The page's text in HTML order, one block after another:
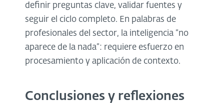
definir preguntas clave, validar fuentes y
seguir el ciclo completo. En palabras de
profesionales del sector, la inteligencia “no
aparece de la nada”: requiere esfuerzo en
procesamiento y aplicación de contexto.
Conclusiones y reflexiones